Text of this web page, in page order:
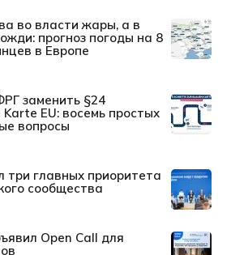
во власти жары, а в
прогноз погоды на 8
в Европе
заменить §24
EU: восемь простых
вопросы
три главных приоритета
сообщества
Open Call для